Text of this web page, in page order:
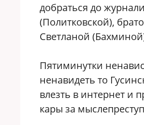
добраться до
(Политковской),
Светланой
Пятиминутки
ненавидеть то
влезть в интернет и
кары за